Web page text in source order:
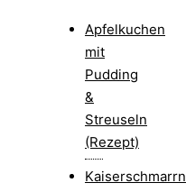
Apfelkuchen
mit
Pudding
&
Streuseln
(Rezept)
Kaiserschmarrn